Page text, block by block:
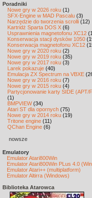
Poradniki
Nowe gry w 2026 roku (1)
SFX-Engine w MAD Pascalu (3)
Narzędzie do tworzenia scrolli (12)
Kartridż Sparta DOS X (6)
Usprawnienia magnetofonu XC12
Konserwacja stacji dysków 1050
Konserwacja magnetofonu XC12
Nowe gry w 2020 roku (2)
Nowe gry w 2019 roku (35)
Nowe gry w 2017 roku (3)
Larek pokazuje (40)
Emulacja ZX Spectrum na VBXE
Nowe gry w 2016 roku (7)
Nowe gry w 2015 roku (4)
Partycjonowanie karty SIDE (APT/
(1)
BMPVIEW(34)
Atari ST dla opornych (75)
Nowe gry w 2014 roku (19)
Tritone engine (11)
QChan Engine (6)
nowsze
Emulatory
Emulator Atari800Win
Emulator Atari800Win PLus 4.0
Emulator Atari++ (multiplatform)
Emulator Altirra (Windows)
Biblioteka Atarowca